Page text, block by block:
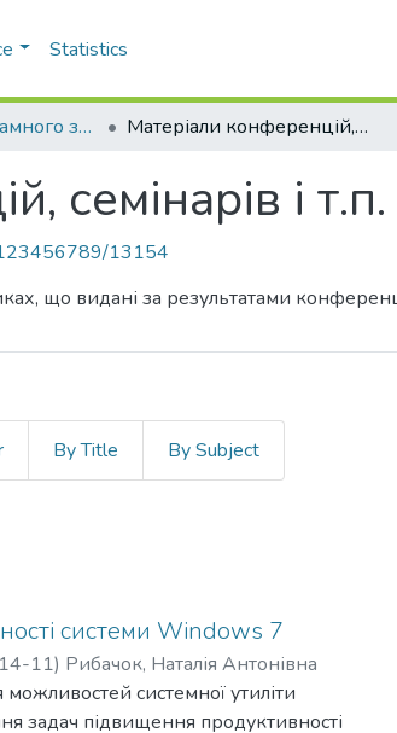
Statistics
Кафедра програмного забезпечення комп’ютерних систем (ПЗКС) Матеріали конференцій, семінарів і т.п. (ПЗКС)
семінарів і
13154
що видані за результатами
By Title By Subject
системи Windows 7
11) Рибачок, Наталія Антонівна
системної утиліти
задач підвищення продуктивності